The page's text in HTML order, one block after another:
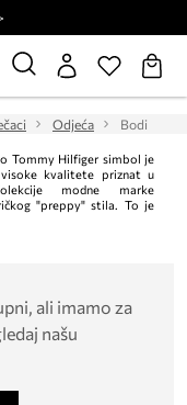
Odjeća Bodi
Tommy Hilfiger simbol je
kvalitete priznat u
modne marke
"preppy" stila. To je
ali imamo za
našu